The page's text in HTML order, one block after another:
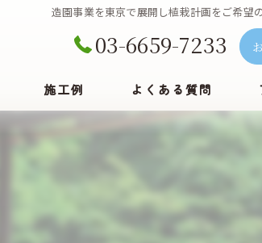
造園事業を東京で展開し植栽計画をご希望
03-6659-7233
施工例 よくある質問